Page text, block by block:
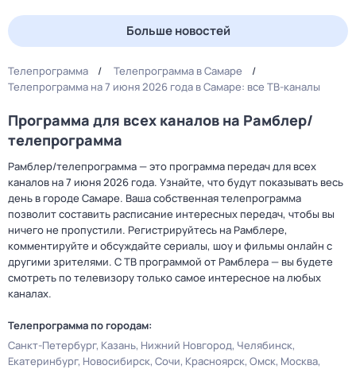
Больше новостей
Телепрограмма
Телепрограмма в Самаре
Телепрограмма на 7 июня 2026 года в Самаре: все ТВ-каналы
Программа для всех каналов на Рамблер/
телепрограмма
Рамблер/телепрограмма — это программа передач для всех
каналов на 7 июня 2026 года. Узнайте, что будут показывать весь
день в городе Самаре. Ваша собственная телепрограмма
позволит составить расписание интересных передач, чтобы вы
ничего не пропустили. Регистрируйтесь на Рамблере,
комментируйте и обсуждайте сериалы, шоу и фильмы онлайн с
другими зрителями. С ТВ программой от Рамблера — вы будете
смотреть по телевизору только самое интересное на любых
каналах.
Телепрограмма по городам:
Санкт-Петербург Казань Нижний Новгород Челябинск
Екатеринбург Новосибирск Сочи Красноярск Омск Москва